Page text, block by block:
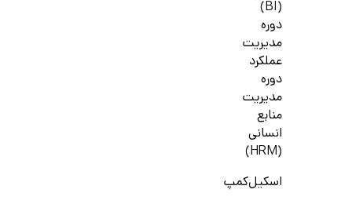
(BI)
دوره
مدیریت
عملکرد
دوره
مدیریت
منابع
انسانی
(HRM)
اسکیل‌کمپ